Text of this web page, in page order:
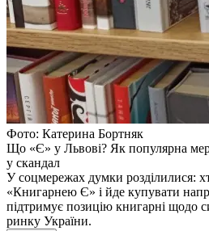
Фото: Катерина Бортняк
Що «Є» у Львові? Як популярна
у скандал
У соцмережах думки розділилися:
«Книгарнею Є» і йде купувати
підтримує позицію книгарні щодо
ринку України.